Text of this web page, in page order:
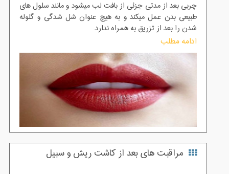
چربی بعد از مدتی جزئی از بافت لب میشود و مانند سلول های
طبیعی بدن عمل میکند و به هیچ عنوان شل شدگی و گلوله
شدن را بعد از تزریق به همراه ندارد.
ادامه مطلب
مراقبت های بعد از کاشت ریش و سبیل